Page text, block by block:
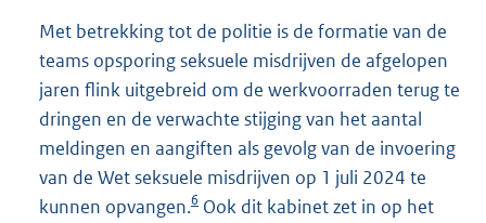
Met betrekking tot de politie is de formatie van de
teams opsporing seksuele misdrijven de afgelopen
jaren flink uitgebreid om de werkvoorraden terug te
dringen en de verwachte stijging van het aantal
meldingen en aangiften als gevolg van de invoering
van de Wet seksuele misdrijven op 1 juli 2024 te
kunnen opvangen.6 Ook dit kabinet zet in op het